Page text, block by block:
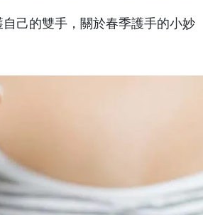
己的雙手，關於春季護手的小妙